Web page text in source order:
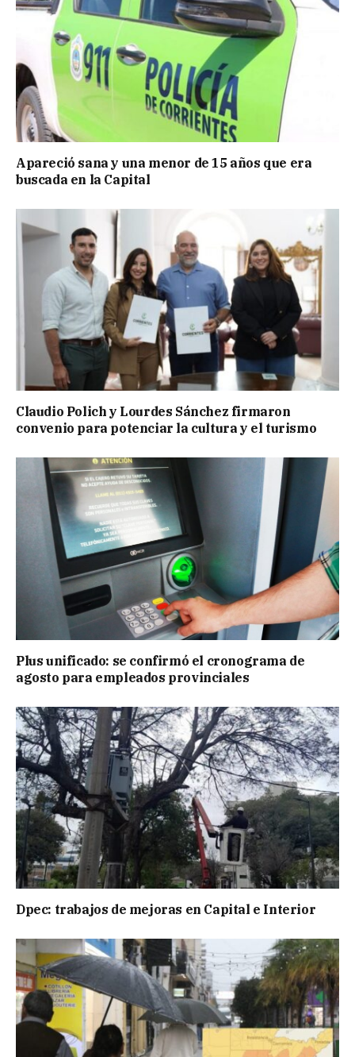
Apareció sana y una menor de 15 años que era
buscada en la Capital
Claudio Polich y Lourdes Sánchez firmaron
convenio para potenciar la cultura y el turismo
Plus unificado: se confirmó el cronograma de
agosto para empleados provinciales
Dpec: trabajos de mejoras en Capital e Interior